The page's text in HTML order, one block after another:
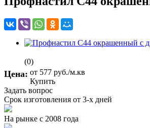
(0)
Цена: от 577 руб./м.кв
Купить
Задать вопрос
Срок изготовления от 3-х дней
На рынке с 2008 года